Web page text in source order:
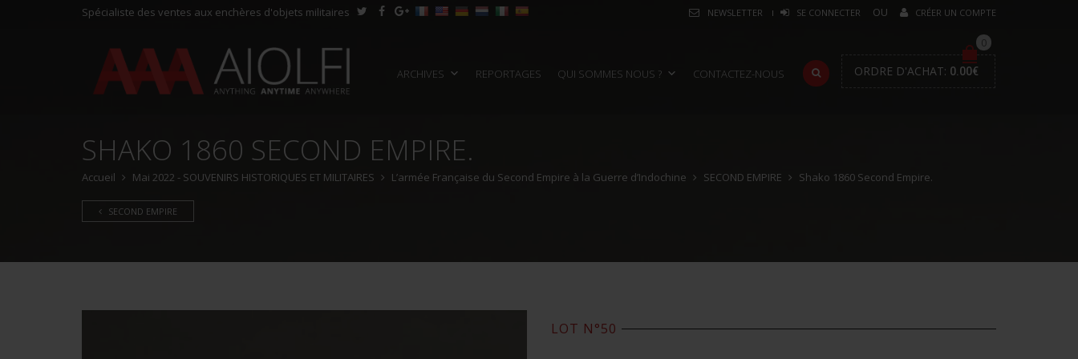
Spécialiste des ventes aux enchères d'objets militaires NEWSLETTER SE CONNECTER CRÉER UN COMPTE
ARCHIVES REPORTAGES QUI SOMMES NOUS ? CONTACTEZ-NOUS
0
ORDRE D'ACHAT: 0.00€
SHAKO 1860 SECOND EMPIRE.
Accueil Mai 2022 - SOUVENIRS HISTORIQUES ET MILITAIRES L’armée Française du Second Empire à la Guerre d’Indochine SECOND EMPIRE Shako 1860 Second Empire.
SECOND EMPIRE
LOT N°50